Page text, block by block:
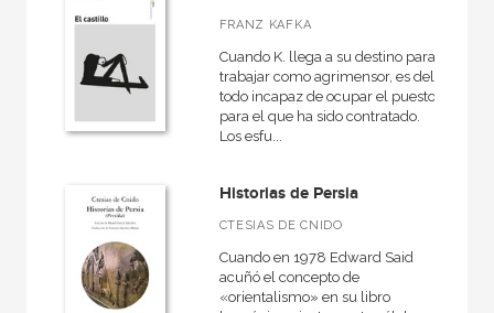
FRANZ KAFKA
Cuando K. llega a su destino para
trabajar como agrimensor, es del
todo incapaz de ocupar el puesto
para el que ha sido contratado.
Los esfu...
Historias de Persia
CTESIAS DE CNIDO
Cuando en 1978 Edward Said
acuñó el concepto de
«orientalismo» en su libro